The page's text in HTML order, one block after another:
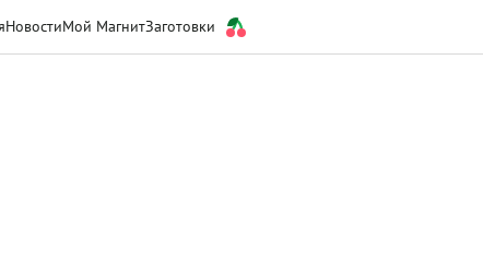
НовостиМой МагнитЗаготовки